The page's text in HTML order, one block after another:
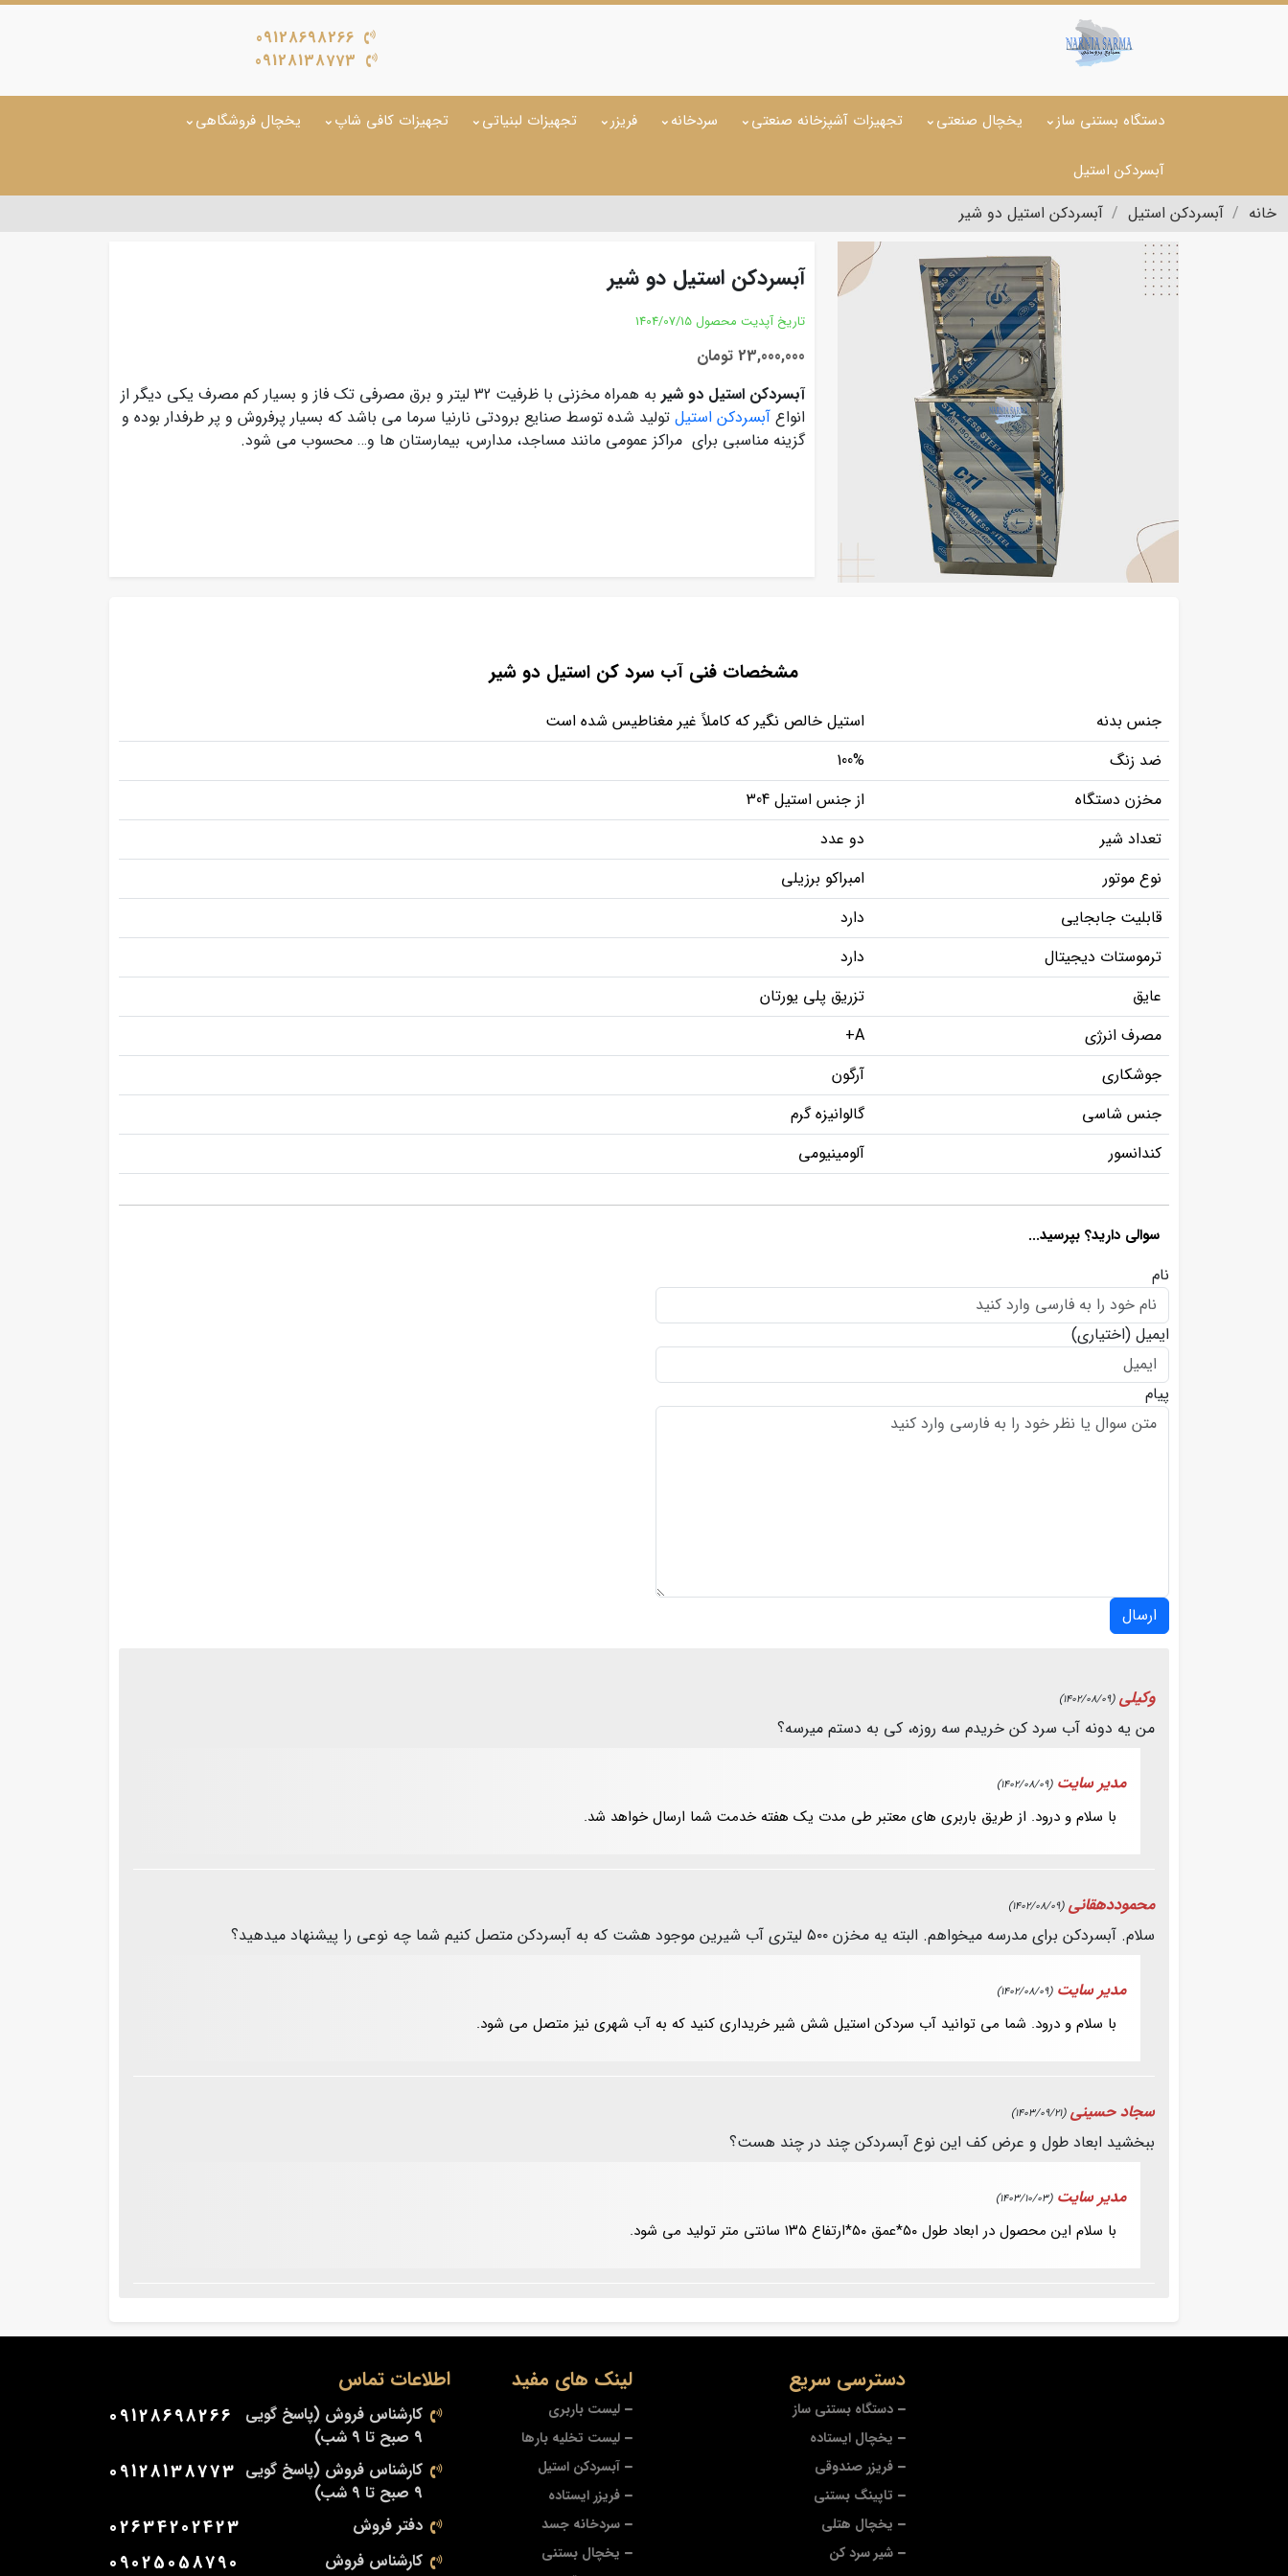
09128698266
09128138773
دستگاه بستنی ساز یخچال صنعتی تجهیزات آشپزخانه صنعتی سردخانه فریزر تجهیزات لبنیاتی تجهیزات کافی شاپ یخچال فروشگاهی
آبسردکن استیل
خانه آبسردکن استیل آبسردکن استیل دو شیر
آبسردکن استیل دو شیر
تاریخ آپدیت محصول 1404/07/15
23,000,000 تومان
آبسردکن استیل دو شیر
به همراه مخزنی با ظرفیت 32 لیتر و برق مصرفی تک فاز و بسیار کم مصرف یکی دیگر از
انواع آبسردکن استیل تولید شده توسط صنایع برودتی نارنیا سرما می باشد که بسیار پرفروش و پر طرفدار بوده و
گزینه مناسبی برای مراکز عمومی مانند مساجد، مدارس، بیمارستان ها و… محسوب می شود.
مشخصات فنی آب سرد کن استیل دو شیر
جنس بدنه
استیل خالص نگیر که کاملاً غیر مغناطیس شده است
ضد زنگ
100%
مخزن دستگاه
از جنس استیل 304
تعداد شیر
دو عدد
نوع موتور
امبراکو برزیلی
قابلیت جابجایی
دارد
ترموستات دیجیتال
دارد
عایق
تزریق پلی یورتان
مصرف انرژی
A+
جوشکاری
آرگون
جنس شاسی
گالوانیزه گرم
کندانسور
آلومینیومی
سوالی دارید؟ بپرسید...
نام
ایمیل (اختیاری)
پیام
ارسال
وکیلی (1402/08/09)
من یه دونه آب سرد کن خریدم سه روزه، کی به دستم میرسه؟
مدیر سایت (1402/08/09)
با سلام و درود. از طریق باربری های معتبر طی مدت یک هفته خدمت شما ارسال خواهد شد.
محموددهقانی (1402/08/09)
سلام. آبسردکن برای مدرسه میخواهم. البته یه مخزن ۵۰۰ لیتری آب شیرین موجود هشت که به آبسردکن متصل کنیم شما چه نوعی را پیشنهاد میدهید؟
مدیر سایت (1402/08/09)
با سلام و درود. شما می توانید آب سردکن استیل شش شیر خریداری کنید که به آب شهری نیز متصل می شود.
سجاد حسینی(1403/09/21)
ببخشید ابعاد طول و عرض کف این نوع آبسردکن چند در چند هست؟
مدیر سایت (1403/10/03)
با سلام این محصول در ابعاد طول ۵۰*عمق ۵۰*ارتفاع ۱۳۵ سانتی متر تولید می شود.
دسترسی سریع
دستگاه بستنی ساز
یخچال ایستاده
فریزر صندوقی
تاپینگ بستنی
یخچال هتلی
شیر سرد کن
لینک های مفید
لیست باربری
لیست تخلیه بارها
آبسردکن استیل
فریزر ایستاده
سردخانه جسد
یخچال بستنی
اطلاعات تماس
کارشناس فروش (پاسخ گویی
9 صبح تا 9 شب)
09128698266
کارشناس فروش (پاسخ گویی
9 صبح تا 9 شب)
09128138773
دفتر فروش 02634202423
کارشناس فروش 09025058790